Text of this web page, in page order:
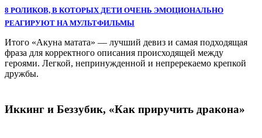
8 РОЛИКОВ, В КОТОРЫХ ДЕТИ ОЧЕНЬ ЭМОЦИОНАЛЬНО
РЕАГИРУЮТ НА МУЛЬТФИЛЬМЫ
Итого «Акуна матата» — лучший девиз и самая подходящая
фраза для корректного описания происходящей между
героями. Легкой, непринужденной и непререкаемо крепкой
дружбы.
Иккинг и Беззубик, «Как приручить дракона»